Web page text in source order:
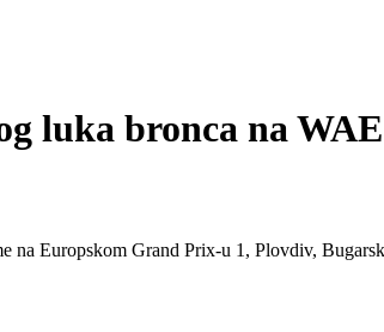
luka bronca na
na Europskom Grand Prix-u 1, Plovdiv,